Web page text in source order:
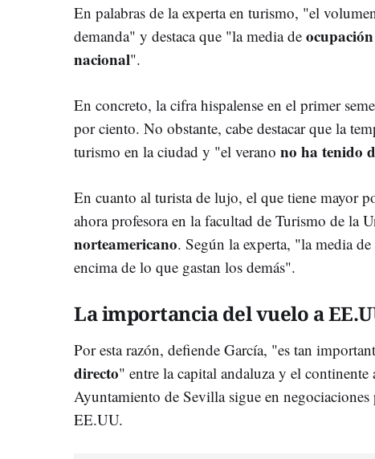
En palabras de la experta en turismo, "el
demanda" y destaca que "la media de
nacional".
En concreto, la cifra hispalense en el primer
por ciento. No obstante, cabe destacar que la
turismo en la ciudad y "el verano no ha tenido
En cuanto al turista de lujo, el que tiene mayor
ahora profesora en la facultad de Turismo de la
norteamericano. Según la experta, "la media
encima de lo que gastan los demás".
La importancia del vuelo a
Por esta razón, defiende García, "es tan
directo" entre la capital andaluza y el
Ayuntamiento de Sevilla sigue en negociaciones
EE.UU.